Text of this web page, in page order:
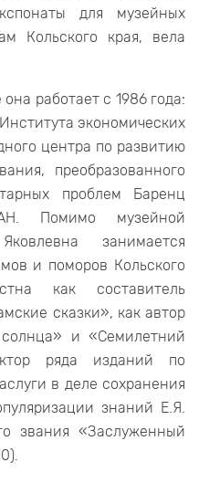
для музейных
Кольского края, вела
работает с 1986 года:
экономических
центра по развитию
преобразованного
проблем Баренц
Помимо музейной
занимается
и поморов Кольского
как составитель
сказки», как автор
и «Семилетний
ряда изданий по
в деле сохранения
знаний Е.Я.
звания «Заслуженный